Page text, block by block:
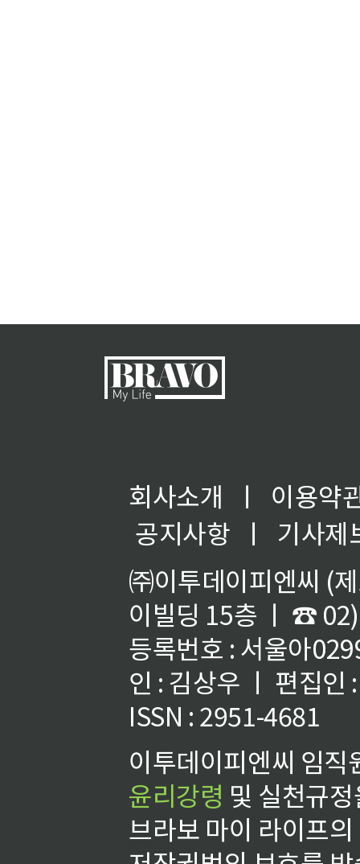
회사소개 ㅣ
이용약
공지사항
ㅣ
기사제
㈜이투데이피엔씨 (
이빌딩 15층 ㅣ ☎
등록번호 : 서울아
인 : 김상우 ㅣ 편집인
ISSN : 2951-4681
이투데이피엔씨 임
윤리강령 및 실천규
브라보 마이 라이프